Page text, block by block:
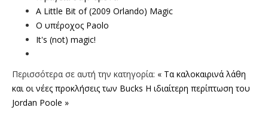
A Little Bit of (2009 Orlando) Magic
Ο υπέροχος Paolo
It's (not) magic!
Περισσότερα σε αυτή την κατηγορία: « Τα καλοκαιρινά λάθη
και οι νέες προκλήσεις των Bucks Η ιδιαίτερη περίπτωση του
Jordan Poole »